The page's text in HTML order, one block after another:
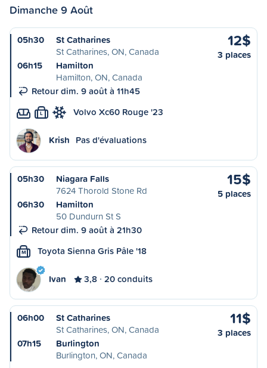
Dimanche 9 Août
05h30
St Catharines
St Catharines, ON, Canada
06h15
Hamilton
Hamilton, ON, Canada
Retour dim. 9 août à 11h45
12$
3 places
L Volvo Xc60 Rouge '23
Krish Pas d'évaluations
05h30
Niagara Falls
7624 Thorold Stone Rd
06h30
Hamilton
50 Dundurn St S
Retour dim. 9 août à 21h30
15$
5 places
M Toyota Sienna Gris Pâle '18
Ivan 3,8 20 conduits
06h00
St Catharines
St Catharines, ON, Canada
07h15
Burlington
Burlington, ON, Canada
11$
3 places